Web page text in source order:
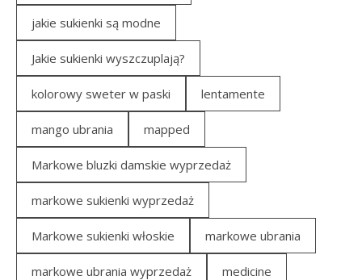
jakie sukienki są modne
Jakie sukienki wyszczuplają?
kolorowy sweter w paski lentamente
mango ubrania mapped
Markowe bluzki damskie wyprzedaż
markowe sukienki wyprzedaż
Markowe sukienki włoskie markowe ubrania
markowe ubrania wyprzedaż medicine